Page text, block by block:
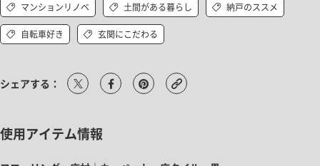
マンションリノベ 土間がある暮らし 納戸のススメ
自転車好き 玄関にこだわる
シェアする：
使用アイテム情報